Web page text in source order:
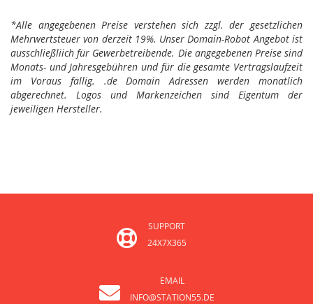
*Alle angegebenen Preise verstehen sich zzgl. der gesetzlichen
Mehrwertsteuer von derzeit 19%. Unser Domain-Robot Angebot ist
ausschließliich für Gewerbetreibende. Die angegebenen Preise sind
Monats- und Jahresgebühren und für die gesamte Vertragslaufzeit
im Voraus fällig. .de Domain Adressen werden monatlich
abgerechnet. Logos und Markenzeichen sind Eigentum der
jeweiligen Hersteller.
SUPPORT
24X7X365
EMAIL
INFO@STATION55.DE